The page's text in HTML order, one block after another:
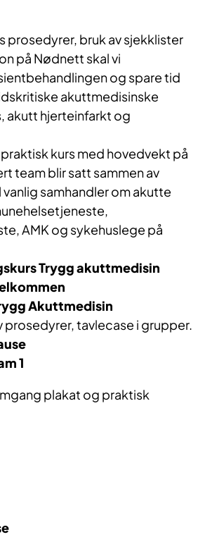
prosedyrer, bruk av sjekklister
på Nødnett skal vi
og spare tid
akuttmedisinske
akutt hjerteinfarkt og
kurs med hovedvekt på
team blir satt sammen av
samhandler om akutte
AMK og sykehuslege på
Trygg akuttmedisin
Akuttmedisin
prosedyrer, tavlecase i grupper.
1
plakat og praktisk